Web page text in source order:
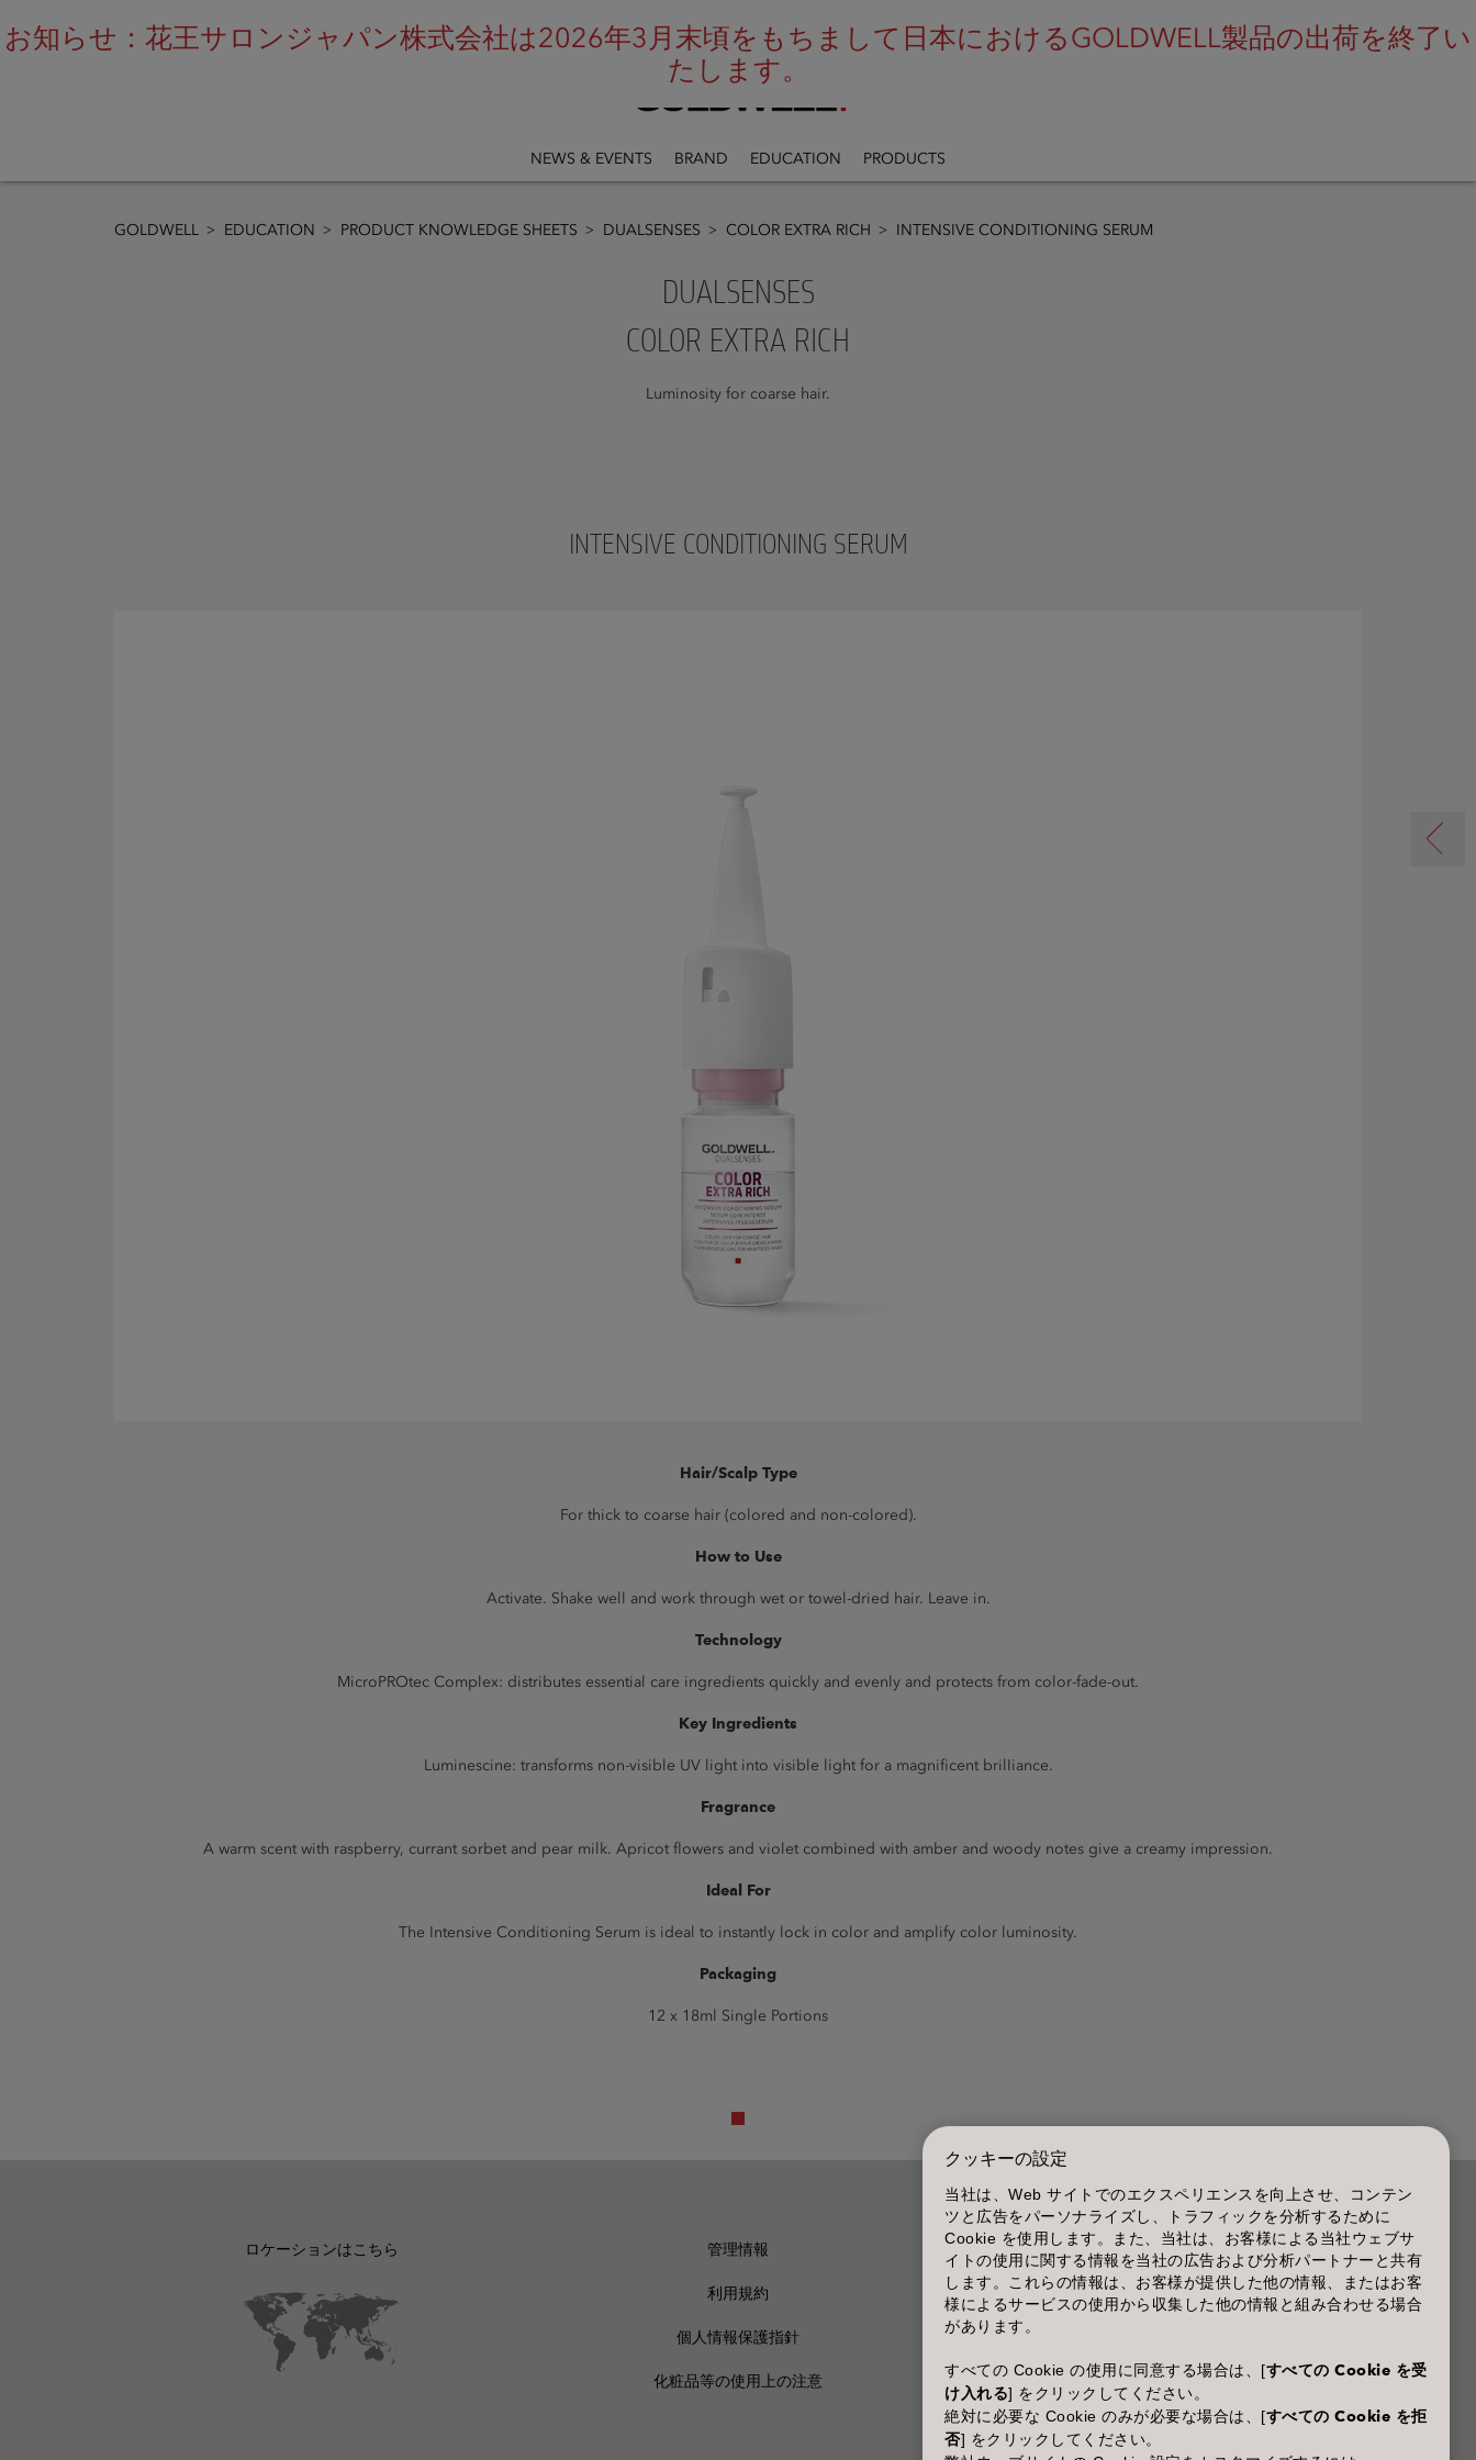
NEWS & EVENTS BRAND EDUCATION PRODUCTS
お知らせ：花王サロンジャパン株式会社は2026年3月末頃をもちまして日本におけるGOLDWELL製品の出荷を終了い
たします。
GOLDWELL EDUCATION PRODUCT KNOWLEDGE SHEETS DUALSENSES COLOR EXTRA RICH INTENSIVE CONDITIONING SERUM
DUALSENSES
COLOR EXTRA RICH
Luminosity for coarse hair.
INTENSIVE CONDITIONING SERUM
Hair/Scalp Type
For thick to coarse hair (colored and non-colored).
How to Use
Activate. Shake well and work through wet or towel-dried hair. Leave in.
Technology
MicroPROtec Complex: distributes essential care ingredients quickly and evenly and protects from color-fade-out.
Key Ingredients
Luminescine: transforms non-visible UV light into visible light for a magnificent brilIiance.
Fragrance
A warm scent with raspberry, currant sorbet and pear milk. Apricot flowers and violet combined with amber and woody notes give a creamy impression.
Ideal For
The Intensive Conditioning Serum is ideal to instantly lock in color and amplify color luminosity.
Packaging
12 x 18ml Single Portions
ロケーションはこちら 管理情報
利用規約
個人情報保護指針
化粧品等の使用上の注意
商品に関するお問い合わせ TEL.03-3660-7590
(土・日・休日を除く 9:00-12:00 / 13:00-17:00)
※年末年始休業；12/30~1/4
クッキーの設定
当社は、Web サイトでのエクスペリエンスを向上させ、コンテン
ツと広告をパーソナライズし、トラフィックを分析するために
Cookie を使用します。また、当社は、お客様による当社ウェブサ
イトの使用に関する情報を当社の広告および分析パートナーと共有
します。これらの情報は、お客様が提供した他の情報、またはお客
様によるサービスの使用から収集した他の情報と組み合わせる場合
があります。
すべての Cookie の使用に同意する場合は、[すべての Cookie を受
け入れる] をクリックしてください。
絶対に必要な Cookie のみが必要な場合は、[すべての Cookie を拒
否] をクリックしてください。